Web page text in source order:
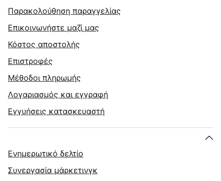
Παρακολούθηση παραγγελίας
Επικοινωνήστε μαζί μας
Κόστος αποστολής
Επιστροφές
Μέθοδοι πληρωμής
Λογαριασμός και εγγραφή
Εγγυήσεις κατασκευαστή
Ενημερωτικό δελτίο
Συνεργασία μάρκετινγκ